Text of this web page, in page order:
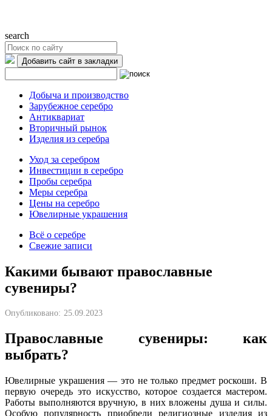
search
Добавить сайт в закладки
Добыча и производство
Зарубежное серебро
Антиквариат
Вторичный рынок
Изделия из серебра
Уход за серебром
Инвестиции в серебро
Пробы серебра
Меры серебра
Цены на серебро
Ювелирные украшения
Всё о серебре
Свежие записи
Какими бывают православные
сувениры?
Опубликовано: 25.09.2023
Православные сувениры: как
выбрать?
Ювелирные украшения — это не только предмет роскоши. В
первую очередь это искусство, которое создается мастером.
Работы выполняются вручную, в них вложены душа и силы.
Особую популярность приобрели религиозные изделия из